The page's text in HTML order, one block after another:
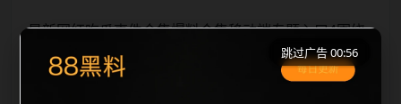
最新网红吃瓜事件合集爆料合集移动端专题入口4围绕
最新网红吃瓜事件合集和爆料合集展开，适合移动端用
户在短时间内理解页面主题、入口路径和延伸阅读方
跳过广告 00:56